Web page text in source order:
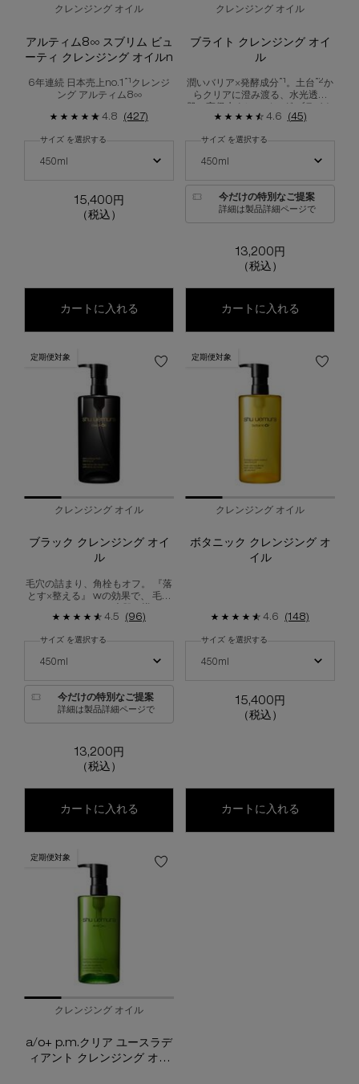
クレンジング オイル
アルティム8∞ スブリム ビュ
ーティ クレンジング オイルn
6年連続 日本売上no.1 *1 クレンジ
ング アルティム8∞
4.8 (427)
450ml
サイズ を選択する
15,400円
（税込）
カートに入れる アルティム8∞ スブリム ビューティ クレ
クレンジング オイル
ブライト クレンジング オイ
ル
潤いバリア×発酵成分 *1 。土台 *2 か
らクリアに澄み渡る、水光透明
オイル4.6 (45)
450ml
サイズ を選択する
今だけの特別なご提案
詳細は製品詳細ページで
13,200円
（税込）
カートに入れる
定期便対象
クレンジング オイル
ブラック クレンジング オイ
ル
毛穴の詰まり、角栓もオフ。 『落
とす×整える』 wの効果で、 毛穴
レンジング オイル
4.5 (96)
450ml
サイズ を選択する
今だけの特別なご提案
詳細は製品詳細ページで
13,200円
（税込）
カートに入れる ブラック クレンジング オイル
定期便対象
クレンジング オイル
ボタニック クレンジング オ
イル
4.6 (148)
450ml
サイズ を選択する
15,400円
（税込）
カートに入れる
定期便対象
クレンジング オイル
a/o+ p.m.クリア ユースラデ
ィアント クレンジング オイ